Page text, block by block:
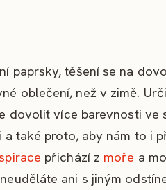
paprsky, těšení se na
oblečení, než v zimě.
dovolit více barevnosti ve
také proto, aby nám to i
přichází z moře a
ani s jiným